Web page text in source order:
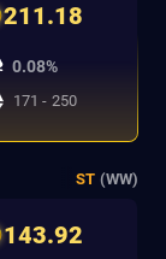
211.18
0.08%
171 - 250
ST (WW)
143.92